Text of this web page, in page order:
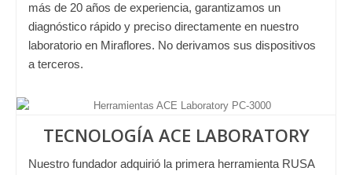
más de 20 años de experiencia, garantizamos un
diagnóstico rápido y preciso directamente en nuestro
laboratorio en Miraflores. No derivamos sus dispositivos
a terceros.
TECNOLOGÍA ACE LABORATORY
Nuestro fundador adquirió la primera herramienta RUSA